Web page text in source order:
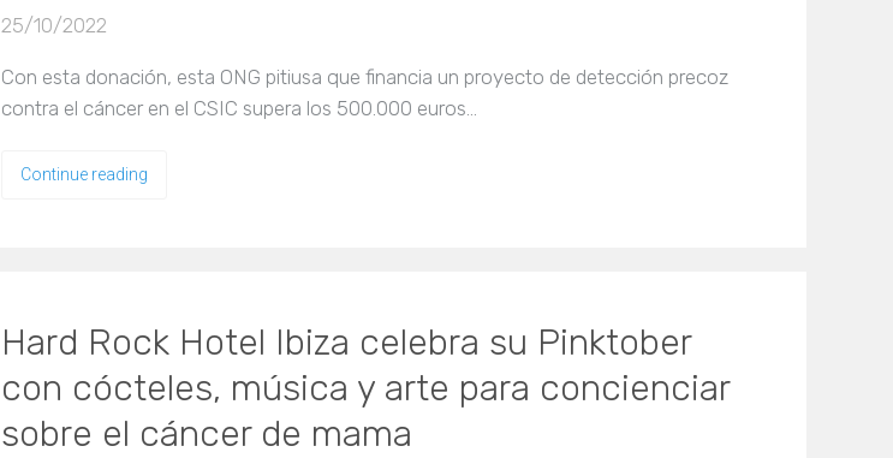
25/10/2022
Con esta donación, esta ONG pitiusa que financia un proyecto de detección precoz
contra el cáncer en el CSIC supera los 500.000 euros…
Continue reading
Hard Rock Hotel Ibiza celebra su Pinktober
con cócteles, música y arte para concienciar
sobre el cáncer de mama